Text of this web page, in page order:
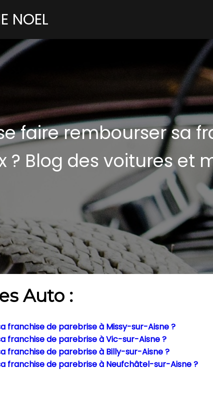
NOEL
faire rembourser sa
? Blog des voitures et
Auto :
franchise de parebrise à Missy-sur-Aisne ?
franchise de parebrise à Vic-sur-Aisne ?
franchise de parebrise à Billy-sur-Aisne ?
franchise de parebrise à Neufchâtel-sur-Aisne ?